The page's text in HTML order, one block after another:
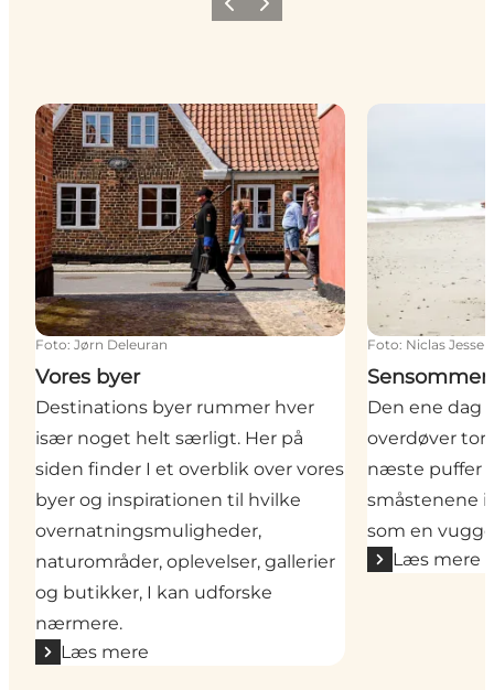
ForrigeNæste
Vores byer
Foto: Jørn Deleuran
Vores byer
Destinations byer rummer hver
især noget helt særligt. Her på
siden finder I et overblik over vores
byer og inspirationen til hvilke
overnatningsmuligheder,
naturområder, oplevelser, gallerier
og butikker, I kan udforske
nærmere.
Læs mere
Sensommer
Foto: Niclas Jessen
Den ene dag
overdøver
næste puffer
småstenene
som en
Læs mere